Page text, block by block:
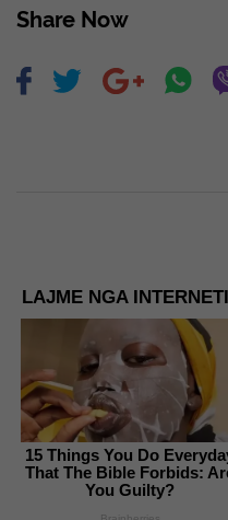
Share Now
LAJME NGA INTERNETI
15 Things You Do
That The Bible Forbids:
You Guilty?
Brainberries